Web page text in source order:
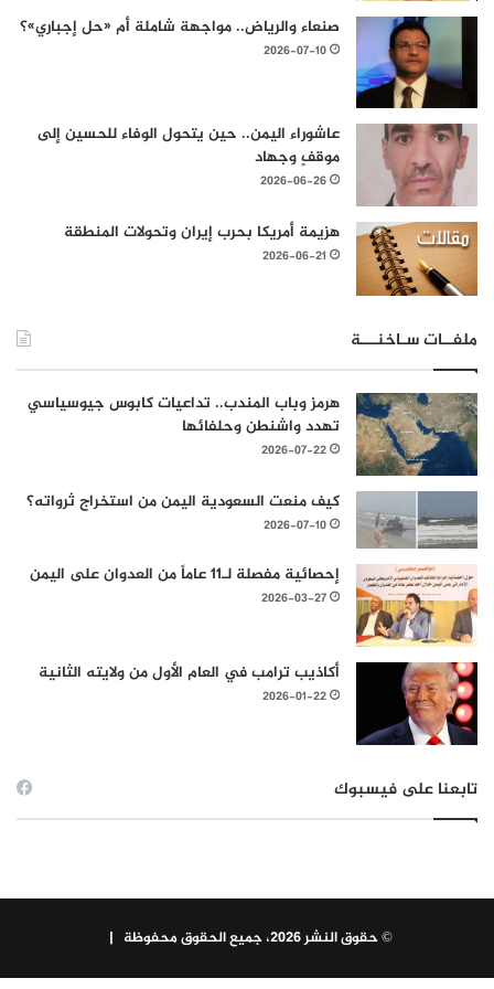
صنعاء والرياض.. مواجهة شاملة أم «حل إجباري»؟
2026-07-10
عاشوراء اليمن.. حين يتحول الوفاء للحسين إلى
موقفٍ وجهاد
2026-06-26
هزيمة أمريكا بحرب إيران وتحولات المنطقة
2026-06-21
ملفــات سـاخنـــة
هرمز وباب المندب.. تداعيات كابوس جيوسياسي
تهدد واشنطن وحلفائها
2026-07-22
كيف منعت السعودية اليمن من استخراج ثرواته؟
2026-07-10
إحصائية مفصلة لـ11 عاماً من العدوان على اليمن
2026-03-27
أكاذيب ترامب في العام الأول من ولايته الثانية
2026-01-22
تابعنا على فيسبوك
© حقوق النشر 2026، جميع الحقوق محفوظة |